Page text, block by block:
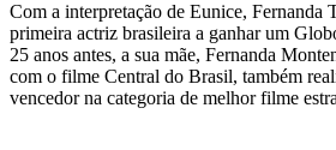
Com a interpretação de Eunice, Fernanda
primeira actriz brasileira a ganhar um
25 anos antes, a sua mãe, Fernanda
com o filme Central do Brasil, também
vencedor na categoria de melhor filme